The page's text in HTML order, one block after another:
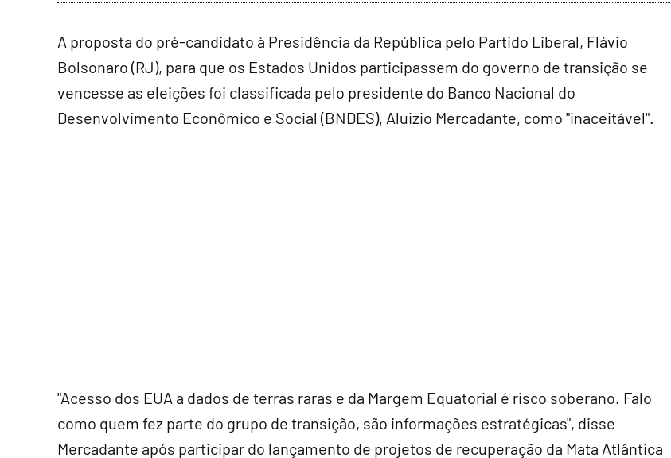
A proposta do pré-candidato à Presidência da República pelo Partido Liberal, Flávio
Bolsonaro (RJ), para que os Estados Unidos participassem do governo de transição se
vencesse as eleições foi classificada pelo presidente do Banco Nacional do
Desenvolvimento Econômico e Social (BNDES), Aluizio Mercadante, como "inaceitável".
"Acesso dos EUA a dados de terras raras e da Margem Equatorial é risco soberano. Falo
como quem fez parte do grupo de transição, são informações estratégicas", disse
Mercadante após participar do lançamento de projetos de recuperação da Mata Atlântica